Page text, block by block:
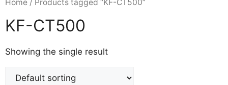
Home / Products tagged “KF-CT500”
KF-CT500
Showing the single result